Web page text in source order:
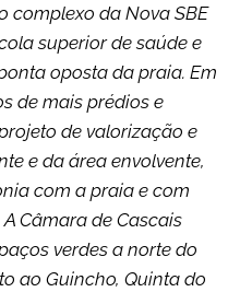
complexo da Nova SBE
superior de saúde e
oposta da praia. Em
de mais prédios e
de valorização e
e da área envolvente,
com a praia e com
Câmara de Cascais
verdes a norte do
ao Guincho, Quinta do